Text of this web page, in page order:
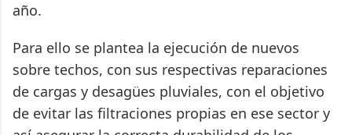
año.
Para ello se plantea la ejecución de nuevos
sobre techos, con sus respectivas reparaciones
de cargas y desagües pluviales, con el objetivo
de evitar las filtraciones propias en ese sector y